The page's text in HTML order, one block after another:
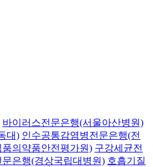
바이러스전문은행(서울아산병원)
대) 인수공통감염병전문은행(전
의약품안전평가원) 구강세균전
문은행(경상국립대병원) 호흡기질